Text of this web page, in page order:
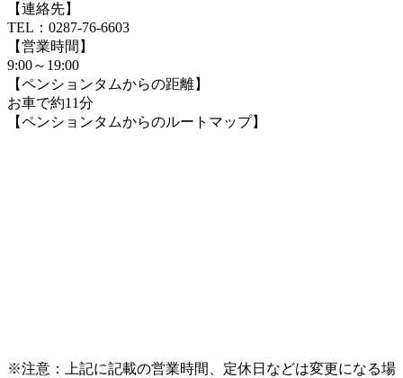
【連絡先】
TEL：0287-76-6603
【営業時間】
9:00～19:00
【ペンションタムからの距離】
お車で約11分
【ペンションタムからのルートマップ】
※注意：上記に記載の営業時間、定休日などは変更になる場